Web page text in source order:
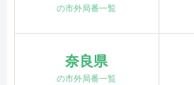
の市外局番一覧
奈良県
の市外局番一覧